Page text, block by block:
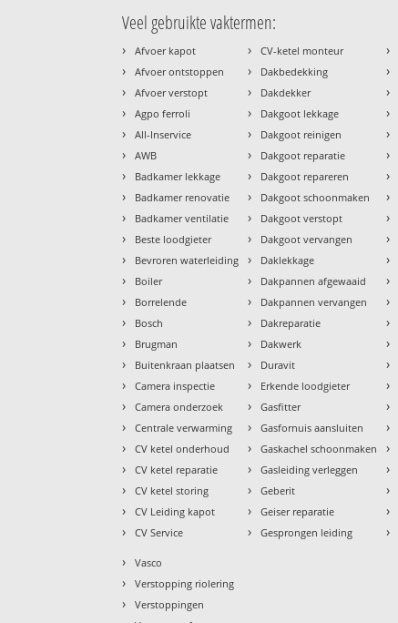
Veel gebruikte vaktermen:
› Afvoer kapot
› Afvoer ontstoppen
› Afvoer verstopt
› Agpo ferroli
› All-Inservice
› AWB
› Badkamer lekkage
› Badkamer renovatie
› Badkamer ventilatie
› Beste loodgieter
› Bevroren waterleiding
› Boiler
› Borrelende
› Bosch
› Brugman
› Buitenkraan plaatsen
› Camera inspectie
› Camera onderzoek
› Centrale verwarming
› CV ketel onderhoud
› CV ketel reparatie
› CV ketel storing
› CV Leiding kapot
› CV Service
› CV-ketel monteur
› Dakbedekking
› Dakdekker
› Dakgoot lekkage
› Dakgoot reinigen
› Dakgoot reparatie
› Dakgoot repareren
› Dakgoot schoonmaken
› Dakgoot verstopt
› Dakgoot vervangen
› Daklekkage
› Dakpannen afgewaaid
› Dakpannen vervangen
› Dakreparatie
› Dakwerk
› Duravit
› Erkende loodgieter
› Gasfitter
› Gasfornuis aansluiten
› Gaskachel schoonmaken
› Gasleiding verleggen
› Geberit
› Geiser reparatie
› Gesprongen leiding
›
›
›
›
›
›
›
›
›
›
›
›
›
›
›
›
›
›
›
›
›
›
›
›
› Vasco
› Verstopping riolering
› Verstoppingen